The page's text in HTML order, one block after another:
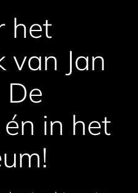
het
van Jan
in het